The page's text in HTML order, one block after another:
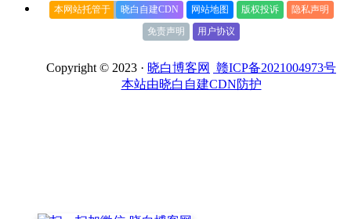
本网站托管于 晓白自建CDN 网站地图 版权投诉
隐私声明
免责声明
用户协议
Copyright © 2023 · 晓白博客网
赣ICP备2021004973号
本站由晓白自建CDN防护